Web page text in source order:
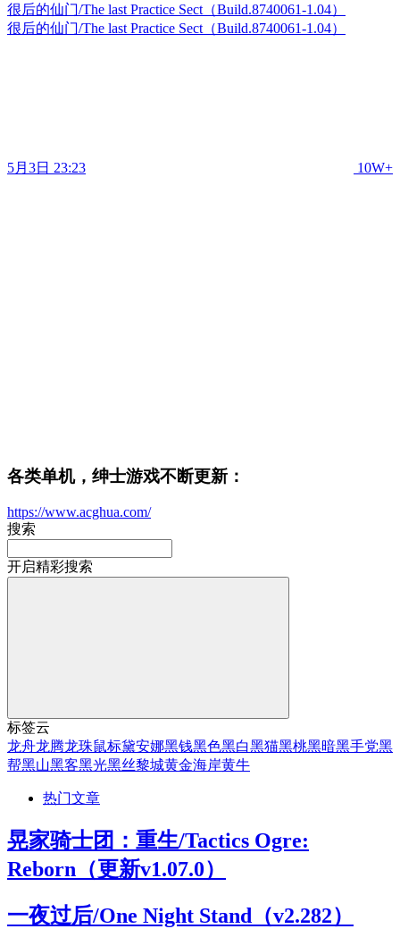
很后的仙门/The last Practice Sect（Build.8740061-1.04）
很后的仙门/The last Practice Sect（Build.8740061-1.04）
5月3日 23:23 10W+
各类单机，绅士游戏不断更新：
https://www.acghua.com/
搜索
开启精彩搜索
标签云
龙舟龙腾龙珠鼠标黛安娜黑钱黑色黑白黑猫黑桃黑暗黑手党黑
帮黑山黑客黑光黑丝黎城黄金海岸黄牛
热门文章
晃家骑士团：重生/Tactics Ogre:
Reborn（更新v1.07.0）
一夜过后/One Night Stand（v2.282）